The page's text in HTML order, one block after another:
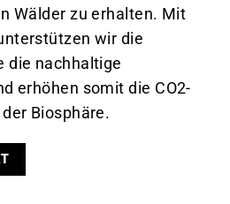
Wälder zu erhalten. Mit
wir die
die nachhaltige
erhöhen somit die CO2-
Biosphäre.